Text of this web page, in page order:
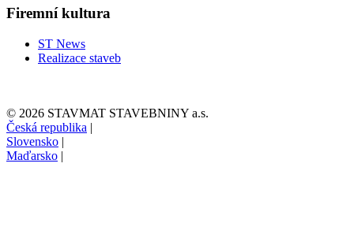
Firemní kultura
ST News
Realizace staveb
© 2026 STAVMAT STAVEBNINY a.s.
Česká republika |
Slovensko |
Maďarsko |